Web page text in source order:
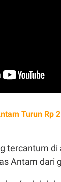
Turun Rp
tercantum
Antam dari